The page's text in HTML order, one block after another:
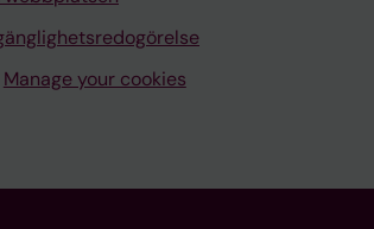
Manage your cookies